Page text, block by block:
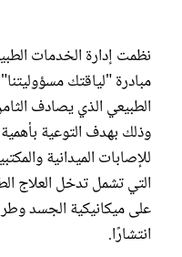
نظمت إدارة الخدمات
مبادرة "لياقتك مسؤوليتنا"
الطبيعي الذي يصادف
وذلك بهدف التوعية بأهمية
للإصابات الميدانية
التي تشمل تدخل العلاج
على ميكانيكية الجسد
انتشارًا.